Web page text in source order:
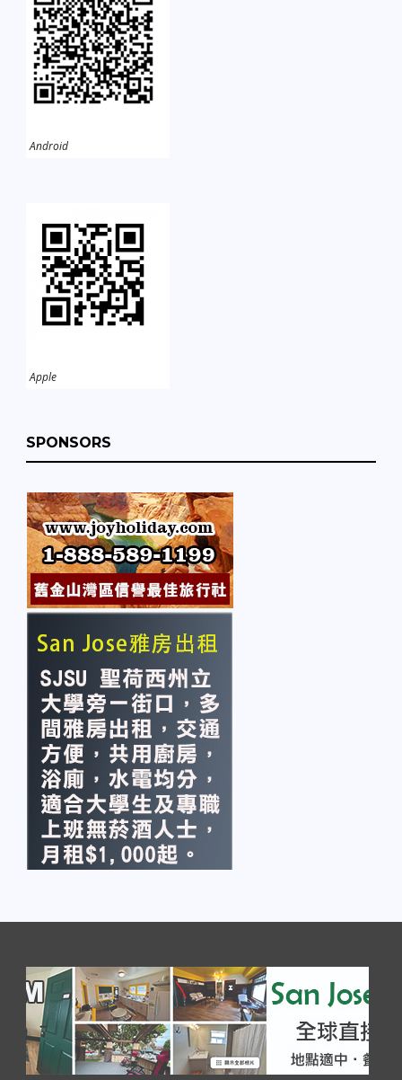
Android
Apple
SPONSORS